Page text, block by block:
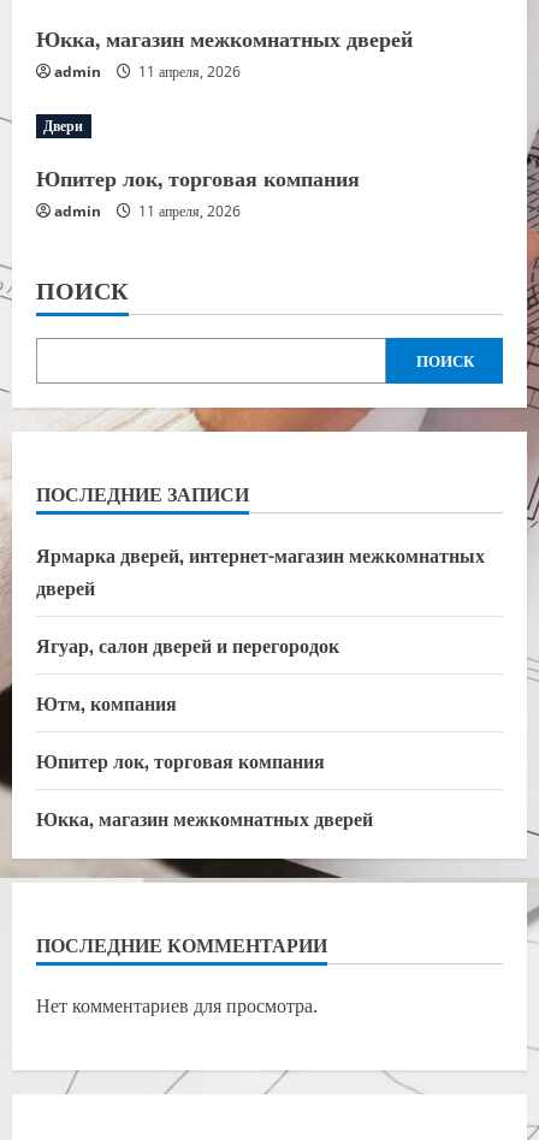
Юкка, магазин межкомнатных дверей
admin 11 апреля, 2026
Двери
Юпитер лок, торговая компания
admin 11 апреля, 2026
ПОИСК
ПОИСК
ПОСЛЕДНИЕ ЗАПИСИ
Ярмарка дверей, интернет-магазин межкомнатных
дверей
Ягуар, салон дверей и перегородок
Ютм, компания
Юпитер лок, торговая компания
Юкка, магазин межкомнатных дверей
ПОСЛЕДНИЕ КОММЕНТАРИИ
Нет комментариев для просмотра.